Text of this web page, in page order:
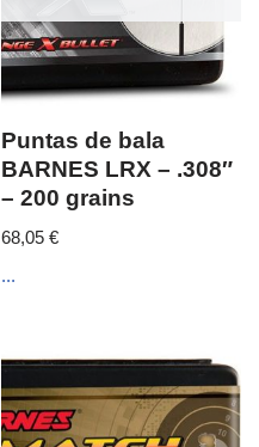
Puntas de bala
BARNES LRX – .308″
– 200 grains
68,05€
...